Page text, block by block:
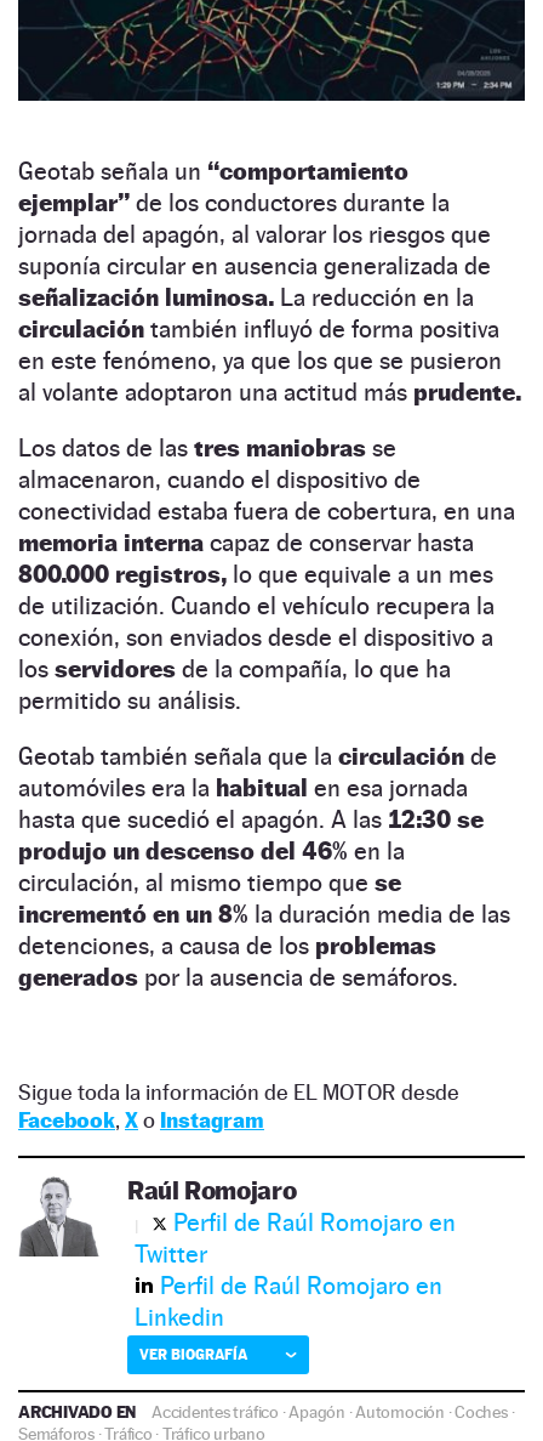
Geotab señala un “comportamiento
ejemplar” de los conductores durante la
jornada del apagón, al valorar los riesgos que
suponía circular en ausencia generalizada de
señalización luminosa. La reducción en la
circulación también influyó de forma positiva
en este fenómeno, ya que los que se pusieron
al volante adoptaron una actitud más prudente.
Los datos de las tres maniobras se
almacenaron, cuando el dispositivo de
conectividad estaba fuera de cobertura, en una
memoria interna capaz de conservar hasta
800.000 registros, lo que equivale a un mes
de utilización. Cuando el vehículo recupera la
conexión, son enviados desde el dispositivo a
los servidores de la compañía, lo que ha
permitido su análisis.
Geotab también señala que la circulación de
automóviles era la habitual en esa jornada
hasta que sucedió el apagón. A las 12:30 se
produjo un descenso del 46% en la
circulación, al mismo tiempo que se
incrementó en un 8% la duración media de las
detenciones, a causa de los problemas
generados por la ausencia de semáforos.
Sigue toda la información de EL MOTOR desde
Facebook, Xo Instagram
Raúl Romojaro
Perfil de Raúl Romojaro en
Twitter
Perfil de Raúl Romojaro en
Linkedin
VER BIOGRAFÍA
ARCHIVADO EN Accidentes tráfico ·Apagón ·Automoción ·Coches·
Semáforos·Tráfico ·Tráfico urbano